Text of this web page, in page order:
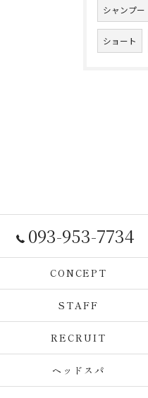
シャンプー
ショート
093-953-7734
CONCEPT
STAFF
RECRUIT
ヘッドスパ